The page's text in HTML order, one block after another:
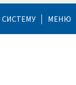
СИСТЕМУ МЕНЮ